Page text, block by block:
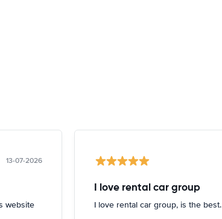
13-07-2026
website
I love rental car group
I love rental car group, is the best.